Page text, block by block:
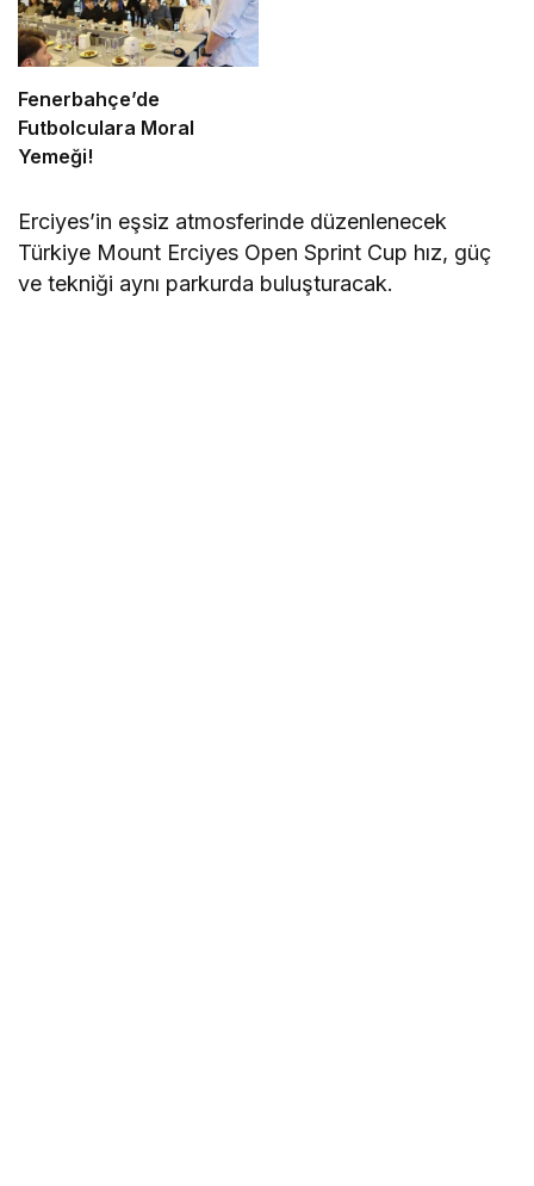
Fenerbahçe’de
Futbolculara Moral
Yemeği!
Erciyes’in eşsiz atmosferinde düzenlenecek
Türkiye Mount Erciyes Open Sprint Cup hız, güç
ve tekniği aynı parkurda buluşturacak.